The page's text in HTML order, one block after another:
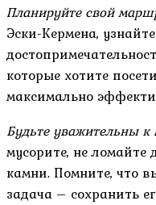
Планируйте свой
Эски-Кермена,
которые хотите
максимально
Будьте уважительны к
мусорите, не ломайте
камни. Помните, что
задача – сохранить